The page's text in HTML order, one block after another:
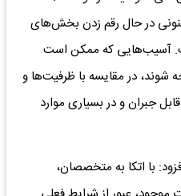
در حال رقم زدن بخش‌های
آسیب‌هایی که ممکن است
شوند، در مقایسه با ظرفیت‌ها و
جبران و در بسیاری موارد
با اتکا به متخصصان،